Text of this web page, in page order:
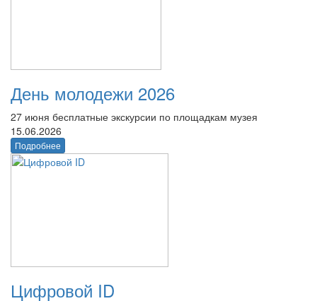
День молодежи 2026
27 июня бесплатные экскурсии по площадкам музея
15.06.2026
Подробнее
Цифровой ID